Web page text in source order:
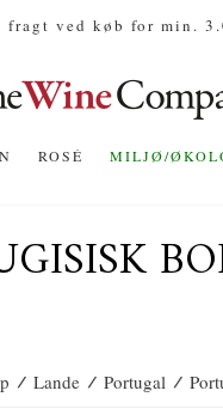
fragt ved køb for min.
ROSÉ MILJØ/
/ Lande / Portugal /